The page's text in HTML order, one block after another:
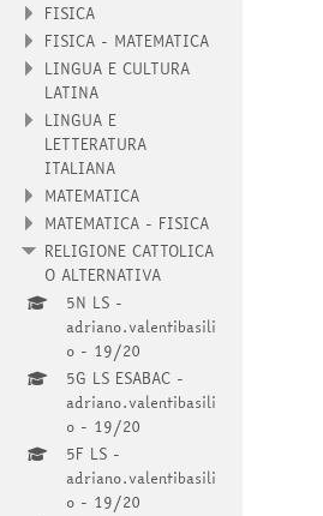
FISICA
FISICA - MATEMATICA
LINGUA E CULTURA
LATINA
LINGUA E
LETTERATURA
ITALIANA
MATEMATICA
MATEMATICA - FISICA
RELIGIONE CATTOLICA
O ALTERNATIVA
5N LS -
adriano.valentibasili
o - 19/20
5G LS ESABAC -
adriano.valentibasili
o - 19/20
5F LS -
adriano.valentibasili
o - 19/20